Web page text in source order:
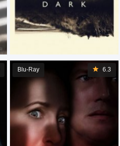
6.3
Blu-Ray